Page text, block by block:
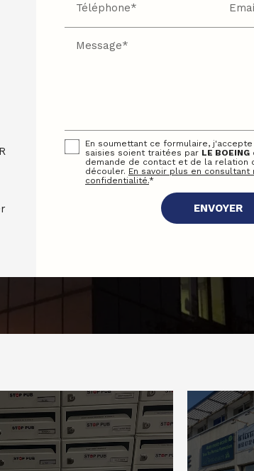
Téléphone*
Message*
En soumettant ce formulaire,
saisies soient traitées par LE BOEING
demande de contact et de la relation
découler. En savoir plus en
confidentialité.*